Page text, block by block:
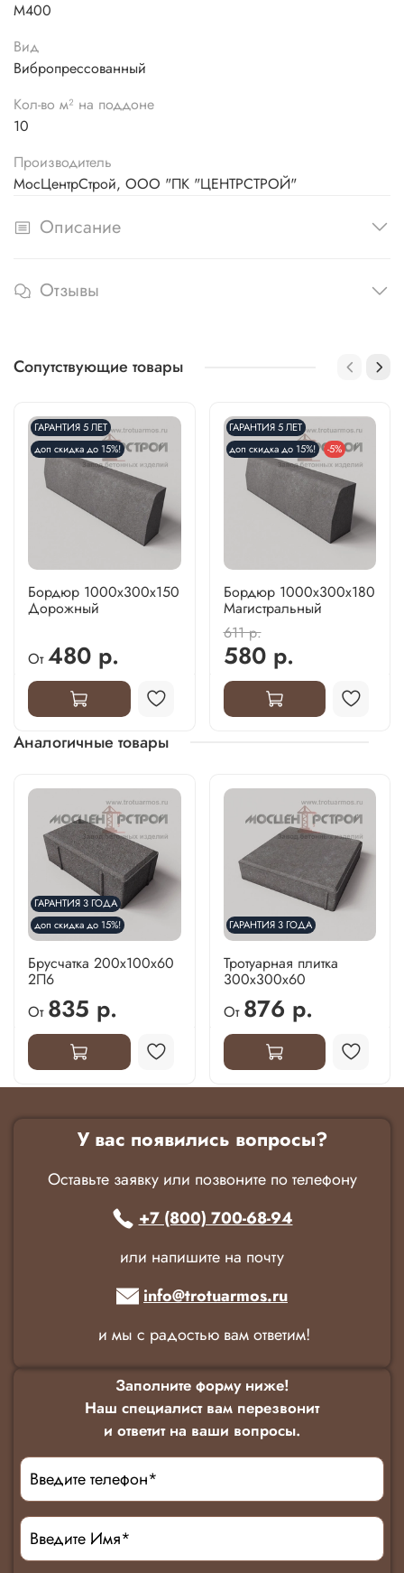
М400
Вид
Вибропрессованный
Кол-во м² на поддоне
10
Производитель
МосЦентрСтрой, ООО "ПК "ЦЕНТРСТРОЙ"
Описание
Отзывы
Сопутствующие товары
ГАРАНТИЯ 5 ЛЕТ
доп скидка до 15%!
Бордюр 1000х300х150
Дорожный
От 480 р.
ГАРАНТИЯ 5 ЛЕТ
доп скидка до 15%!
-5%
Бордюр 1000х300х180
Магистральный
611 р.
580 р.
Аналогичные товары
ГАРАНТИЯ 3 ГОДА
доп скидка до 15%!
Брусчатка 200х100х60
2П6
От 835 р.
ГАРАНТИЯ 3 ГОДА
Тротуарная плитка
300х300х60
От 876 р.
У вас появились вопросы?
Оставьте заявку или позвоните по телефону
+7 (800) 700-68-94
или напишите на почту
info@trotuarmos.ru
и мы с радостью вам ответим!
Заполните форму ниже!
Наш специалист вам перезвонит
и ответит на ваши вопросы.